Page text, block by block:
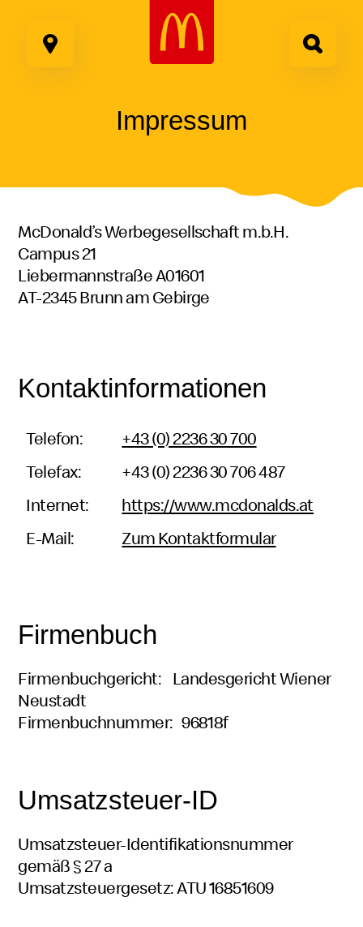
springen
Impressum
McDonald’s Werbegesellschaft m.b.H.
Campus 21
Liebermannstraße A01601
AT-2345 Brunn am Gebirge
Kontaktinformationen
Telefon:
+43 (0) 2236 30 700
Telefax:
+43 (0) 2236 30 706 487
Internet:
https://www.mcdonalds.at
E-Mail:
Zum Kontaktformular
Firmenbuch
Firmenbuchgericht: Landesgericht Wiener
Neustadt
Firmenbuchnummer: 96818f
Umsatzsteuer-ID
Umsatzsteuer-Identifikationsnummer
gemäß § 27 a
Umsatzsteuergesetz: ATU 16851609